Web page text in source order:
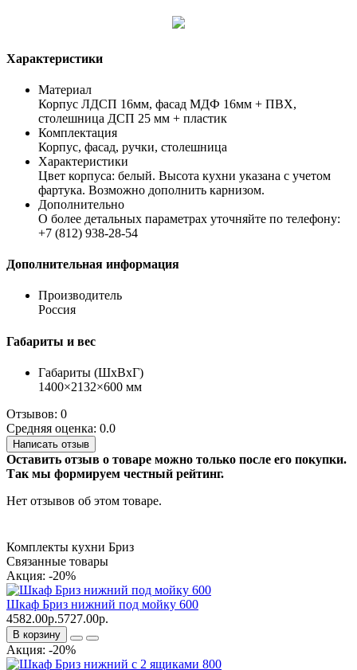
Характеристики
Материал
Корпус ЛДСП 16мм, фасад МДФ 16мм + ПВХ,
столешница ДСП 25 мм + пластик
Комплектация
Корпус, фасад, ручки, столешница
Характеристики
Цвет корпуса: белый. Высота кухни указана с учетом
фартука. Возможно дополнить карнизом.
Дополнительно
О более детальных параметрах уточняйте по телефону:
+7 (812) 938-28-54
Дополнительная информация
Производитель
Россия
Габариты и вес
Габариты (ШхВхГ)
1400×2132×600 мм
Отзывов: 0
Средняя оценка: 0.0
Написать отзыв
Оставить отзыв о товаре можно только после его покупки.
Так мы формируем честный рейтинг.
Нет отзывов об этом товаре.
Комплекты кухни Бриз
Связанные товары
Акция: -20%
Шкаф Бриз нижний под мойку 600
4582.00р.5727.00р.
В корзину
Акция: -20%